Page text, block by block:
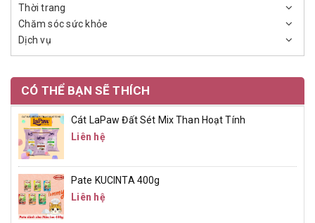
Thời trang
Chăm sóc sức khỏe
Dịch vụ
CÓ THỂ BẠN SẼ THÍCH
Cát LaPaw Đất Sét Mix Than Hoạt Tính
Liên hệ
Pate KUCINTA 400g
Liên hệ